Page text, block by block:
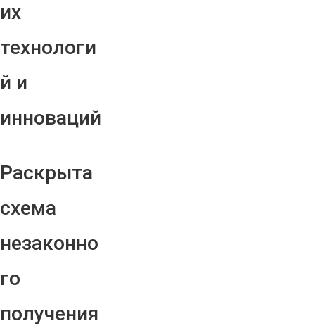
их
технологи
й и
инноваций
Раскрыта
схема
незаконно
го
получения